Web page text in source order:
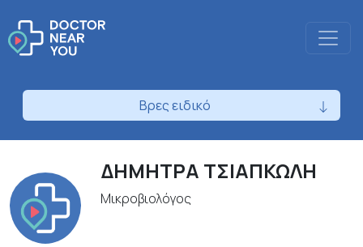
Βρες ειδικό
ΔΗΜΗΤΡΑ ΤΣΙΑΠΚΩΛΗ
Μικροβιολόγος